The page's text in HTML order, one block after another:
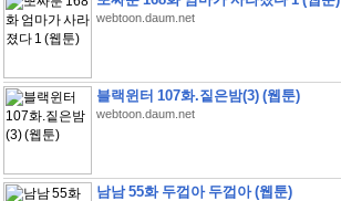
webtoon.daum.net
블랙윈터 107화.짙은밤(3) (웹툰)
webtoon.daum.net
남남 55화 두껍아 두껍아 (웹툰)